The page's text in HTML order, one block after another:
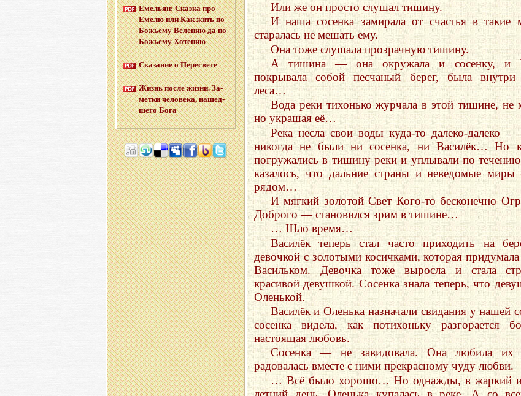
Или же он просто слушал тишину.
И наша сосенка замирала от счастья в такие
старалась не мешать ему.
Она тоже слушала прозрачную тишину.
А тишина — она окружала и сосенку, и
покрывала собой песчаный берег, была внутри
леса…
Вода реки тихонько журчала в этой тишине, не
но украшая её…
Река несла свои воды куда-то далеко-далеко —
никогда не были ни сосенка, ни Василёк… Но
погружались в тишину реки и уплывали по
казалось, что дальние страны и неведомые
рядом…
И мягкий золотой Свет Кого-то бесконечно
Доброго — становился зрим в тишине…
… Шло время…
Василёк теперь стал часто приходить на
девочкой с золотыми косичками, которая придумала
Васильком. Девочка тоже выросла и стала
красивой девушкой. Сосенка знала теперь, что
Оленькой.
Василёк и Оленька назначали свидания у нашей
сосенка видела, как потихоньку разгорается
настоящая любовь.
Сосенка — не завидовала. Она любила
радовалась вместе с ними прекрасному чуду любви.
… Всё было хорошо… Но однажды, в жаркий
Еме­льян: Сказ­ка про
Емелю или Как жить по
Бо­жье­му Ве­ле­нию да по
Бо­жье­му Хо­те­нию
Ска­за­ние о Пе­ре­све­те
Жизнь после жизни. За­
мет­ки че­ло­ве­ка, на­шед­
ше­го Бога